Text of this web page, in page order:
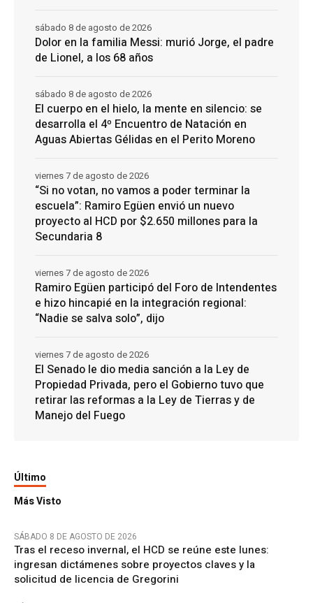
Dolor en la familia Messi: murió Jorge, el padre
de Lionel, a los 68 años
sábado 8 de agosto de 2026
El cuerpo en el hielo, la mente en silencio: se
desarrolla el 4º Encuentro de Natación en
Aguas Abiertas Gélidas en el Perito Moreno
sábado 8 de agosto de 2026
“Si no votan, no vamos a poder terminar la
escuela”: Ramiro Egüen envió un nuevo
proyecto al HCD por $2.650 millones para la
Secundaria 8
viernes 7 de agosto de 2026
Ramiro Egüen participó del Foro de Intendentes
e hizo hincapié en la integración regional:
“Nadie se salva solo”, dijo
viernes 7 de agosto de 2026
El Senado le dio media sanción a la Ley de
Propiedad Privada, pero el Gobierno tuvo que
retirar las reformas a la Ley de Tierras y de
Manejo del Fuego
viernes 7 de agosto de 2026
Último
Más Visto
SÁBADO 8 DE AGOSTO DE 2026
Tras el receso invernal, el HCD se reúne este lunes:
ingresan dictámenes sobre proyectos claves y la
solicitud de licencia de Gregorini